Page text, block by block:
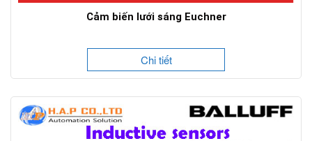
Cảm biến lưới sáng Euchner
Chi tiết